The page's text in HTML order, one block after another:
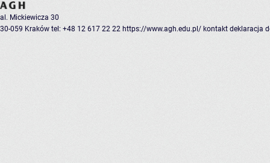
al. Mickiewicza 30
30-059 Kraków tel: +48 12 617 22 22 https://www.agh.edu.pl/ kontakt deklaracja